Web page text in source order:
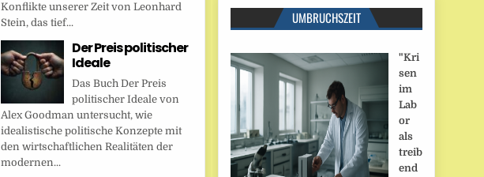
Konflikte unserer Zeit von Leonhard
Stein, das tief...
Der Preis politischer
Ideale
Das Buch Der Preis
politischer Ideale von
Alex Goodman untersucht, wie
idealistische politische Konzepte mit
den wirtschaftlichen Realitäten der
modernen...
UMBRUCHSZEIT
"Kri
sen
im
Lab
or
als
treib
end